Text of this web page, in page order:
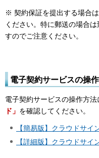
※ 契約保証を提出する場合
ください。特に郵送の場合
すのでご注意ください。
電子契約サービスの操
電子契約サービスの操作方法
ド」 を確認してください。
【簡易版】クラウドサイ
【詳細版】クラウドサイ